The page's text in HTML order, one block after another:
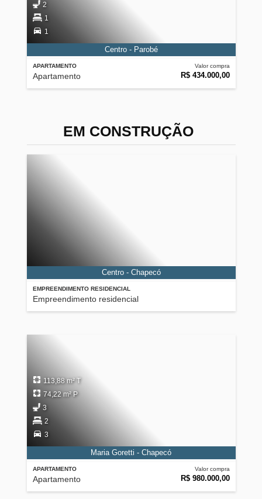
APARTAMENTO
Apartamento
Valor compra
R$ 434.000,00
2
1
1
Centro - Parobé
EM CONSTRUÇÃO
EMPREENDIMENTO RESIDENCIAL
Empreendimento residencial
Centro - Chapecó
APARTAMENTO
Apartamento
Valor compra
R$ 980.000,00
113,88 m² T
74,22 m² P
3
2
3
Maria Goretti - Chapecó